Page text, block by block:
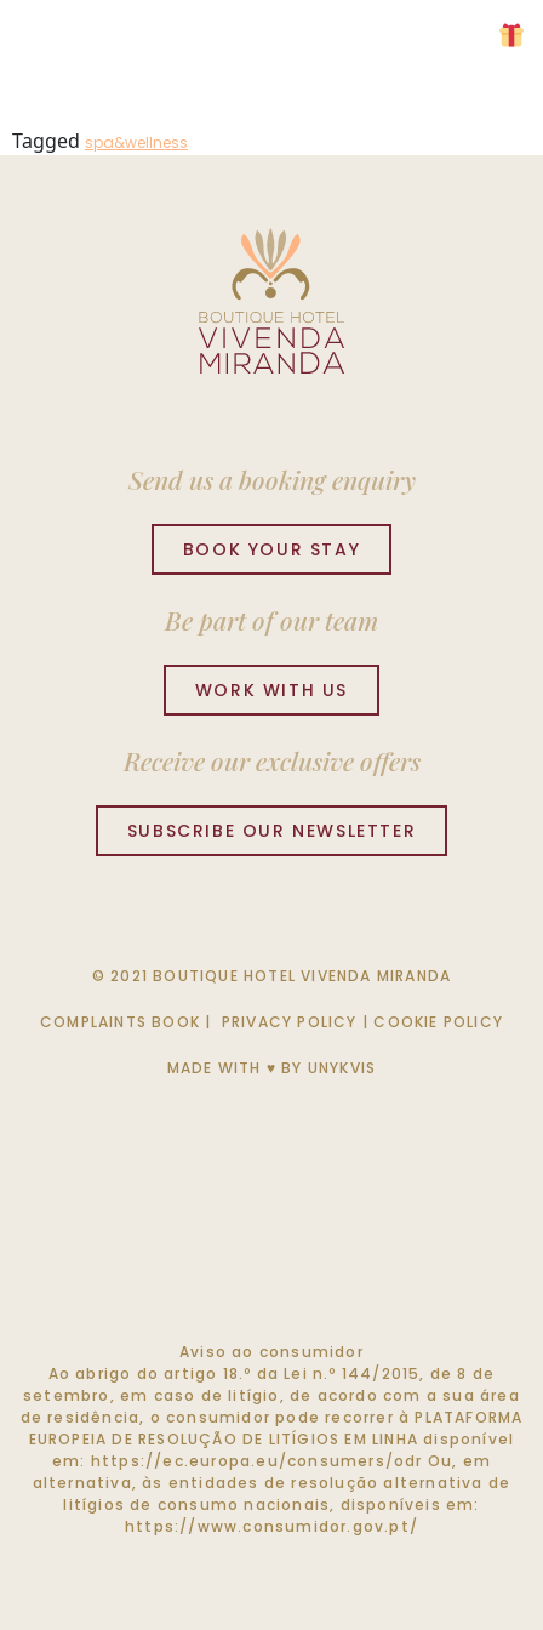
Tagged spa&wellness
Send us a booking enquiry
BOOK YOUR STAY
Be part of our team
WORK WITH US
Receive our exclusive offers
SUBSCRIBE OUR NEWSLETTER
© 2021 BOUTIQUE HOTEL VIVENDA MIRANDA
COMPLAINTS BOOK | PRIVACY POLICY |COOKIE POLICY
MADE WITH ♥ BY UNYKVIS
Aviso ao consumidor
Ao abrigo do artigo 18.º da Lei n.º 144/2015, de 8 de
setembro, em caso de litígio, de acordo com a sua área
de residência, o consumidor pode recorrer à PLATAFORMA
EUROPEIA DE RESOLUÇÃO DE LITÍGIOS EM LINHA disponível
em: https://ec.europa.eu/consumers/odr Ou, em
alternativa, às entidades de resolução alternativa de
litígios de consumo nacionais, disponíveis em:
https://www.consumidor.gov.pt/